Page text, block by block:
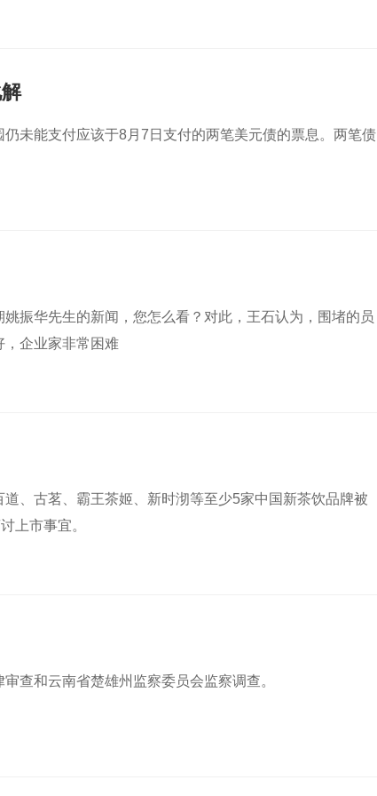
未能支付应该于8月7日支付的两笔美元债的票息。两笔债
振华先生的新闻，您怎么看？对此，王石认为，围堵的员
，企业家非常困难
、古茗、霸王茶姬、新时沏等至少5家中国新茶饮品牌被
上市事宜。
查和云南省楚雄州监察委员会监察调查。